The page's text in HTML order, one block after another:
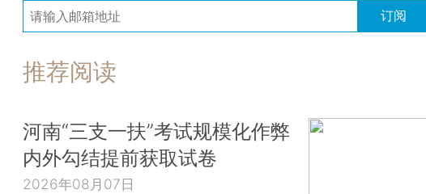
订阅
推荐阅读
河南“三支一扶”考试规模化作弊
内外勾结提前获取试卷
2026年08月07日